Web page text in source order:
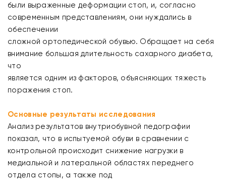
были выраженные деформации стоп, и, согласно
современным представлениям, они нуждались в
обеспечении
сложной ортопедической обувью. Обращает на себя
внимание большая длительность сахарного диабета,
что
является одним из факторов, объясняющих тяжесть
поражения стоп.
Основные результаты исследования
Анализ результатов внутриобувной педографии
показал, что в испытуемой обуви в сравнении с
контрольной происходит снижение нагрузки в
медиальной и латеральной областях переднего
отдела стопы, а также под